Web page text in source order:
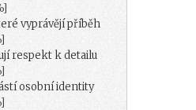
vyprávějí příběh
respekt k detailu
osobní identity